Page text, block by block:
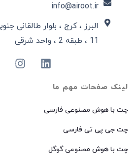
لینک صفحات مهم ما
چت با هوش مصنوعی فارسی
چت جی پی تی فارسی
چت با هوش مصنوعی گوگل
info@airoot.ir
البرز ، کرج ، بلوار طالقانی
11 ، طبقه 2 ، واحد شرقی